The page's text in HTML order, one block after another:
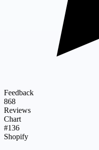
Feedback
868
Reviews
Chart
#136
Shopify